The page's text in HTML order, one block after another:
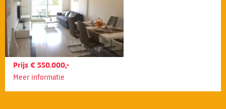
Prijs € 550.000,-
Meer informatie